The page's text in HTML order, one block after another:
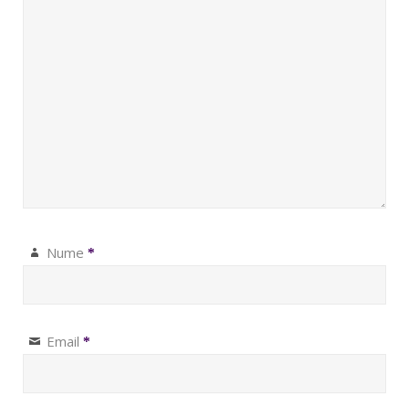
Nume *
Email *